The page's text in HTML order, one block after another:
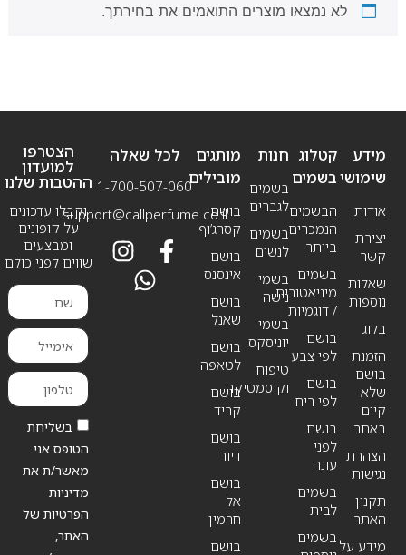
לא נמצאו מוצרים התואמים את בחירתך.
מידע
שימושי
אודות
יצירת
קשר
שאלות
נוספות
בלוג
הזמנת
בושם
שלא
קיים
באתר
הצהרת
נגישות
תקנון
האתר
מידע על
חנות
בשמים
לגברים
בשמים
לנשים
בשמי
נישה
בשמי
יוניסקס
טיפוח
וקוסמטיקה
קטלוג
בשמים
הבשמים
הנמכרים
ביותר
בשמים
מיניאטורים
/ דוגמיות
בושם
לפי צבע
בושם
לפי ריח
בושם
לפני
עונה
בשמים
לבית
בשמים
מותגים
מובילים
בושם
קסרג’וף
בושם
אינסנס
בושם
שאנל
בושם
לטאפה
בושם
קריד
בושם
דיור
בושם
אל
חרמין
בושם
לכל שאלה
1-700-507-060
support@callperfume.co.il
הצטרפו
למועדון
ההטבות שלנו
וקבלו עדכונים
על קופונים
ומבצעים
שווים לפני כולם
בשליחת
הטופס אני
מאשר/ת את
מדיניות
הפרטיות של
האתר,